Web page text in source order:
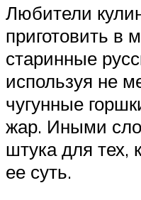
Любители
приготовить в
старинные
используя не
чугунные
жар. Иными
штука для тех,
ее суть.